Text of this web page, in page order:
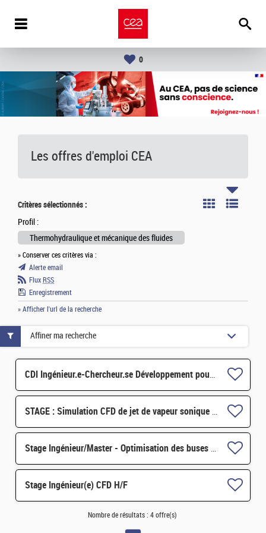
0
Les offres d'emploi CEA
Critères sélectionnés :
Profil :
Thermohydraulique et mécanique des fluides
» Conserver ces critères via :
Alerte email
Flux RSS
Enregistrement
» Afficher l'url de la recherche
CDI Ingénieur.e-Chercheur.se Développement pour TRIO-MC H/F
STAGE : Simulation CFD de jet de vapeur sonique (6mois / M2 ou 3ième année d'école d'ingénieur.e.s) H/F
Stage Ingénieur/Master - Optimisation des buses pour la découpe laser H/F H/F
Stage Ingénieur(e) CFD H/F
Affiner ma recherche
Nombre de résultats : 4 offre(s)